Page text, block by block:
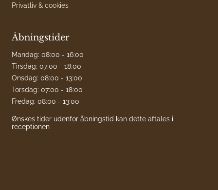
Privatliv & cookies
Åbningstider
Mandag: 08:00 - 16:00
Tirsdag: 07:00 - 18:00
Onsdag: 08:00 - 13:00
Torsdag: 07:00 - 18:00
Fredag: 08:00 - 13:00
Ønskes tider udenfor åbningstid kan dette aftales i
receptionen